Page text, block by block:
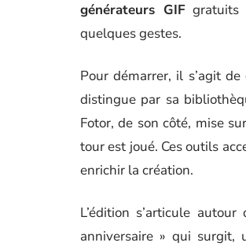
générateurs GIFgratuits
quelques gestes.
Pour démarrer, il s’agit
distingue par sa
Fotor, de son côté, mise
tour est joué. Ces outils
enrichir la création.
L’édition s’articule
anniversaire » qui surgit,